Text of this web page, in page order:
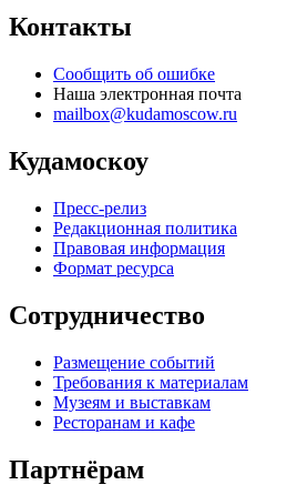
Контакты
Сообщить об ошибке
Наша электронная почта
mailbox@kudamoscow.ru
Кудамоскоу
Пресс-релиз
Редакционная политика
Правовая информация
Формат ресурса
Сотрудничество
Размещение событий
Требования к материалам
Музеям и выставкам
Ресторанам и кафе
Партнёрам